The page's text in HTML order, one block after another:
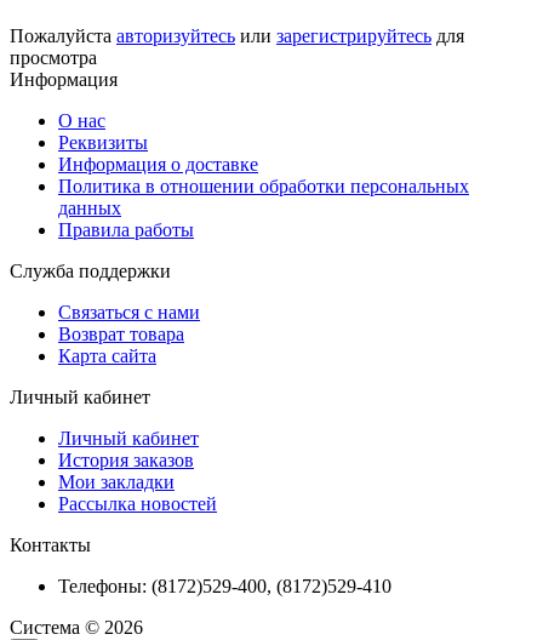
Пожалуйста авторизуйтесь или зарегистрируйтесь для
просмотра
Информация
О нас
Реквизиты
Информация о доставке
Политика в отношении обработки персональных
данных
Правила работы
Служба поддержки
Связаться с нами
Возврат товара
Карта сайта
Личный кабинет
Личный кабинет
История заказов
Мои закладки
Рассылка новостей
Контакты
Телефоны: (8172)529-400, (8172)529-410
Система © 2026